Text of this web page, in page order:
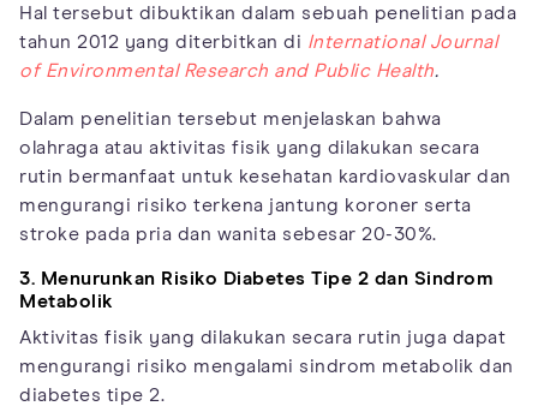
Hal tersebut dibuktikan dalam sebuah penelitian pada
tahun 2012 yang diterbitkan di International Journal
of Environmental Research and Public Health.
Dalam penelitian tersebut menjelaskan bahwa
olahraga atau aktivitas fisik yang dilakukan secara
rutin bermanfaat untuk kesehatan kardiovaskular dan
mengurangi risiko terkena jantung koroner serta
stroke pada pria dan wanita sebesar 20-30%.
3. Menurunkan Risiko Diabetes Tipe 2 dan Sindrom
Metabolik
Aktivitas fisik yang dilakukan secara rutin juga dapat
mengurangi risiko mengalami sindrom metabolik dan
diabetes tipe 2.